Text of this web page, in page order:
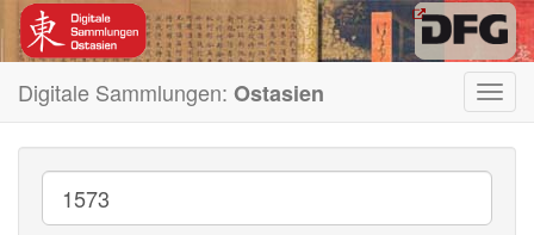
Digitale Sammlungen: Ostasien